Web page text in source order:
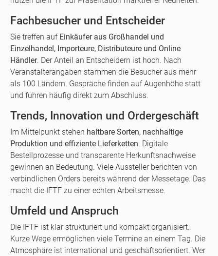
Fachbesucher und Entscheider
Sie treffen auf Einkäufer aus Großhandel und
Einzelhandel, Importeure, Distributeure und Online
Händler. Der Anteil an Entscheidern ist hoch. Nach
Veranstalterangaben stammen die Besucher aus mehr
als 100 Ländern. Gespräche finden auf Augenhöhe statt
und führen häufig direkt zum Abschluss.
Trends, Innovation und Ordergeschäft
Im Mittelpunkt stehen haltbare Sorten, nachhaltige
Produktion und effiziente Lieferketten. Digitale
Bestellprozesse und transparente Herkunftsnachweise
gewinnen an Bedeutung. Viele Aussteller berichten von
verbindlichen Orders bereits während der Messetage. Das
macht die IFTF zu einer echten Arbeitsmesse.
Umfeld und Anspruch
Die IFTF ist klar strukturiert und kompakt organisiert.
Kurze Wege ermöglichen viele Termine an einem Tag. Die
Atmosphäre ist international und geschäftsorientiert. Wer